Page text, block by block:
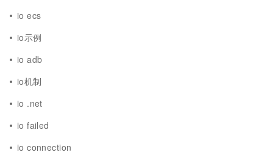
io ecs
io示例
io adb
io机制
io .net
io failed
io connection